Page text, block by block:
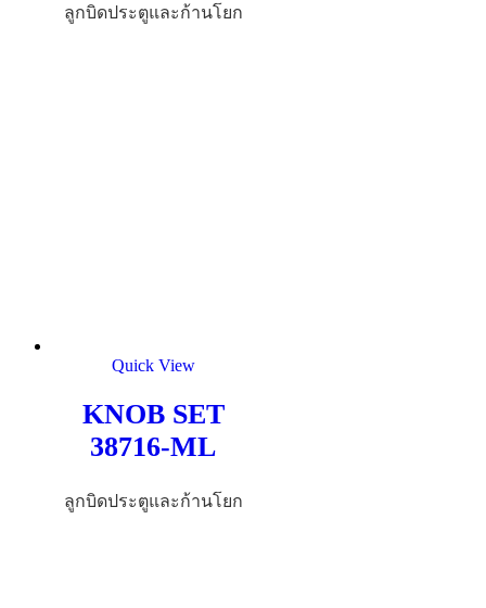
ลูกบิดประตูและก้านโยก
Quick View
KNOB SET
38716-ML
ลูกบิดประตูและก้านโยก